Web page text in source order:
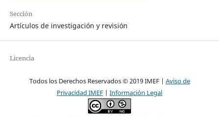
Sección
Artículos de investigación y revisión
Licencia
Todos los Derechos Reservados © 2019 IMEF | Aviso de
Privacidad IMEF | Información Legal